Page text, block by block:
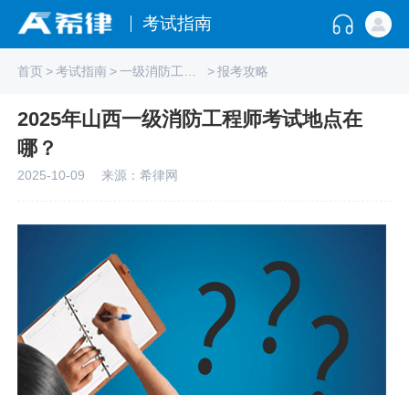
考试指南
首页>考试指南> > 报考攻略
2025年山西一级消防工程师考试地点在
哪？
2025-10-09 来源：希律网